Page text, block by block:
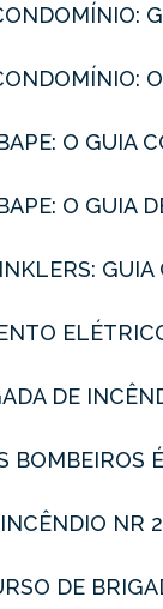
O GUIA
O GUIA
DE
NR
DE